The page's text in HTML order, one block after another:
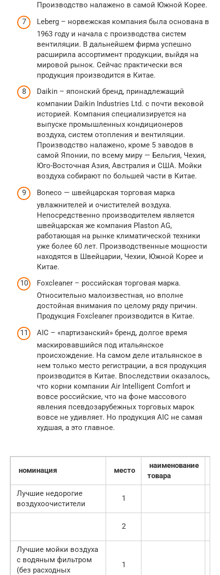
Производство налажено в самой Южной Корее.
Leberg – норвежская компания была основана в
1963 году и начала с производства систем
вентиляции. В дальнейшем фирма успешно
расширила ассортимент продукции, выйдя на
мировой рынок. Сейчас практически вся
продукция производится в Китае.
Daikin – японский бренд, принадлежащий
компании Daikin Industries Ltd. с почти вековой
историей. Компания специализируется на
выпуске промышленных кондиционеров
воздуха, систем отопления и вентиляции.
Производство налажено, кроме 5 заводов в
самой Японии, по всему миру — Бельгия, Чехия,
Юго-Восточная Азия, Австралия и США. Мойки
воздуха собирают по большей части в Китае.
Boneco — швейцарская торговая марка
увлажнителей и очистителей воздуха.
Непосредственно производителем является
швейцарская же компания Plaston AG,
работающая на рынке климатической техники
уже более 60 лет. Производственные мощности
находятся в Швейцарии, Чехии, Южной Корее и
Китае.
Foxcleaner – российская торговая марка.
Относительно малоизвестная, но вполне
достойная внимания по целому ряду причин.
Продукция Foxcleaner производится в Китае.
AIC – «партизанский» бренд, долгое время
маскировавшийся под итальянское
происхождение. На самом деле итальянское в
нем только место регистрации, а вся продукция
производится в Китае. Впоследствии оказалось,
что корни компании Air Intelligent Comfort и
вовсе российские, что на фоне массового
явления псевдозарубежных торговых марок
вовсе не удивляет. Но продукция AIC не самая
худшая, а это главное.
номинация место
наименование
товара
Лучшие недорогие
воздухоочистители
1
2
Лучшие мойки воздуха
с водяным фильтром
(без расходных
1